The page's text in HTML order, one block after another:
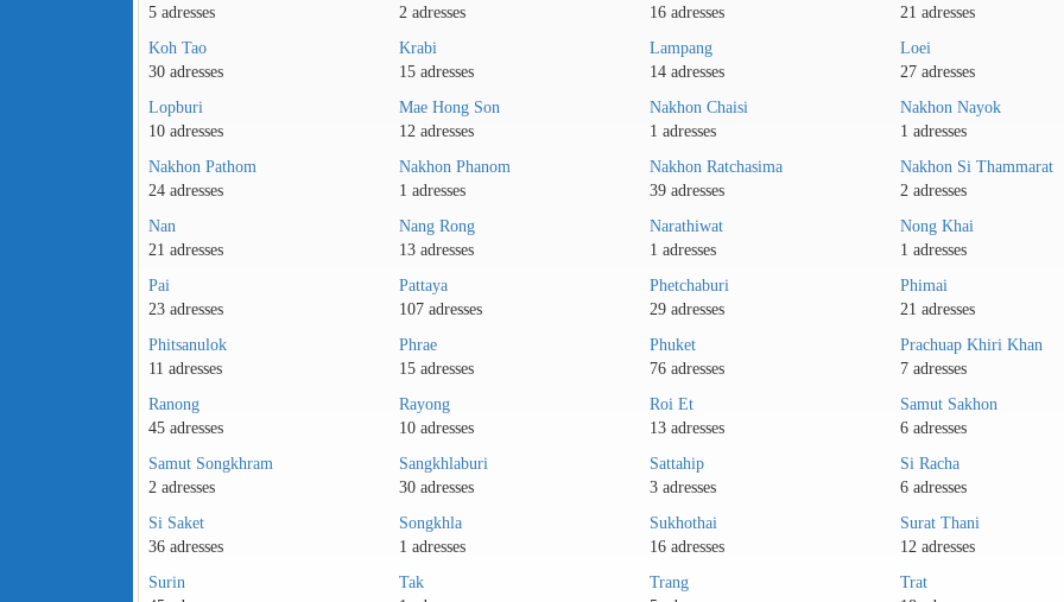
5 adresses
2 adresses
16 adresses
21 adresses
Koh Tao
30 adresses
Krabi
15 adresses
Lampang
14 adresses
Loei
27 adresses
Lopburi
10 adresses
Mae Hong Son
12 adresses
Nakhon Chaisi
1 adresses
Nakhon Nayok
1 adresses
Nakhon Pathom
24 adresses
Nakhon Phanom
1 adresses
Nakhon Ratchasima
39 adresses
Nakhon Si Thammarat
2 adresses
Nan
21 adresses
Nang Rong
13 adresses
Narathiwat
1 adresses
Nong Khai
1 adresses
Pai
23 adresses
Pattaya
107 adresses
Phetchaburi
29 adresses
Phimai
21 adresses
Phitsanulok
11 adresses
Phrae
15 adresses
Phuket
76 adresses
Prachuap Khiri Khan
7 adresses
Ranong
45 adresses
Rayong
10 adresses
Roi Et
13 adresses
Samut Sakhon
6 adresses
Samut Songkhram
2 adresses
Sangkhlaburi
30 adresses
Sattahip
3 adresses
Si Racha
6 adresses
Si Saket
36 adresses
Songkhla
1 adresses
Sukhothai
16 adresses
Surat Thani
12 adresses
Surin
Tak
Trang
Trat